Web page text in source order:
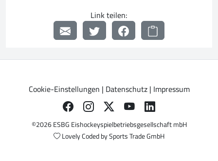
Link teilen:
Cookie-Einstellungen | Datenschutz| Impressum
©2026 ESBG Eishockeyspielbetriebsgesellschaft mbH
Lovely Coded bySports Trade GmbH